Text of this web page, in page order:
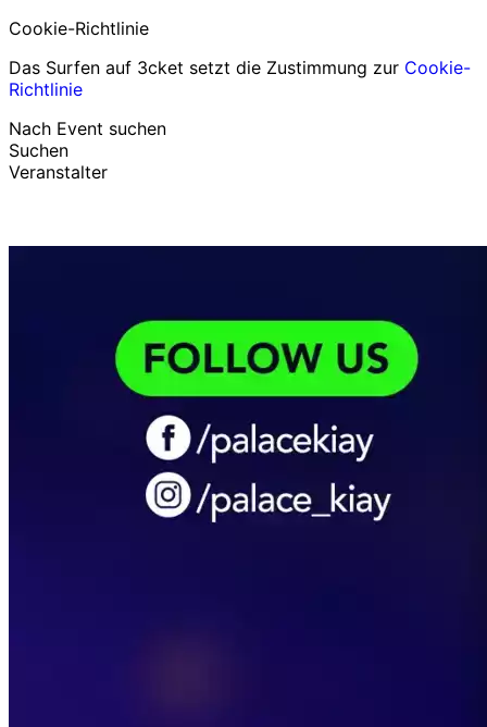
Cookie-Richtlinie
Das Surfen auf 3cket setzt die Zustimmung zur Cookie-
Richtlinie
Nach Event suchen
Suchen
Veranstalter
Deutsch
LoginEvent bewerben